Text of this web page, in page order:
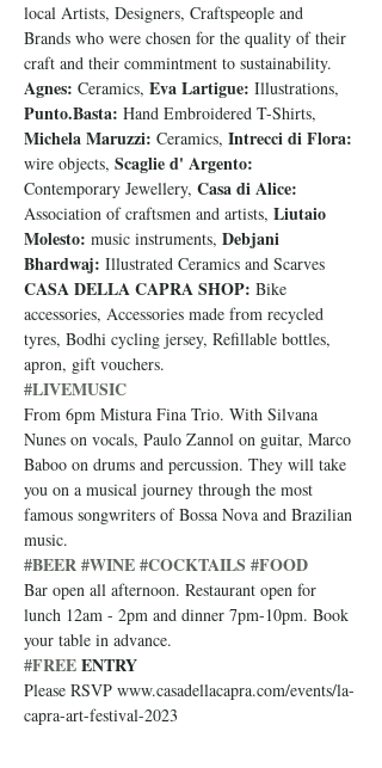
local Artists, Designers, Craftspeople and
Brands who were chosen for the quality of their
craft and their commintment to sustainability.
Agnes: Ceramics, Eva Lartigue: Illustrations,
Punto.Basta: Hand Embroidered T-Shirts,
Michela Maruzzi: Ceramics, Intrecci di Flora:
wire objects, Scaglie d' Argento:
Contemporary Jewellery, Casa di Alice:
Association of craftsmen and artists, Liutaio
Molesto: music instruments, Debjani
Bhardwaj: Illustrated Ceramics and Scarves
CASA DELLA CAPRA SHOP: Bike
accessories, Accessories made from recycled
tyres, Bodhi cycling jersey, Refillable bottles,
apron, gift vouchers.
#LIVEMUSIC
From 6pm Mistura Fina Trio. With Silvana
Nunes on vocals, Paulo Zannol on guitar, Marco
Baboo on drums and percussion. They will take
you on a musical journey through the most
famous songwriters of Bossa Nova and Brazilian
music.
#BEER#WINE#COCKTAILS #FOOD
Bar open all afternoon. Restaurant open for
lunch 12am - 2pm and dinner 7pm-10pm. Book
your table in advance.
#FREE ENTRY
Please RSVP www.casadellacapra.com/events/la-
capra-art-festival-2023